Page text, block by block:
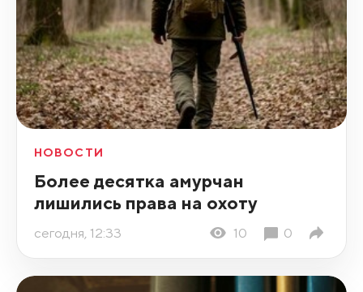
НОВОСТИ
Более десятка амурчан
лишились права на охоту
сегодня, 12:33 10 0